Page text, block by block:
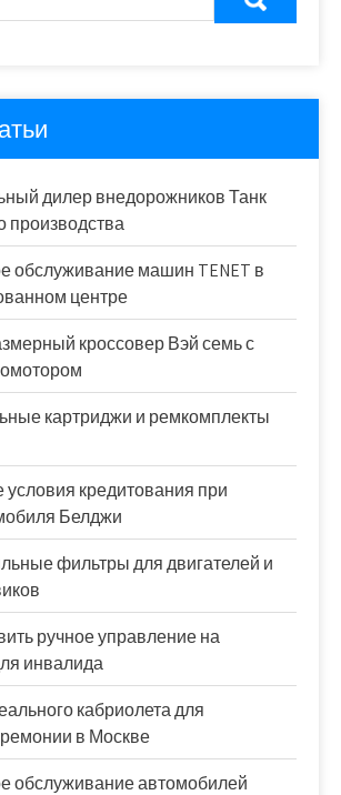
дилер внедорожников Танк
производства
обслуживание машин TENET в
центре
кроссовер Вэй семь с
картриджи и ремкомплекты
кредитования при
Белджи
фильтры для двигателей и
ручное управление на
инвалида
кабриолета для
в Москве
обслуживание автомобилей